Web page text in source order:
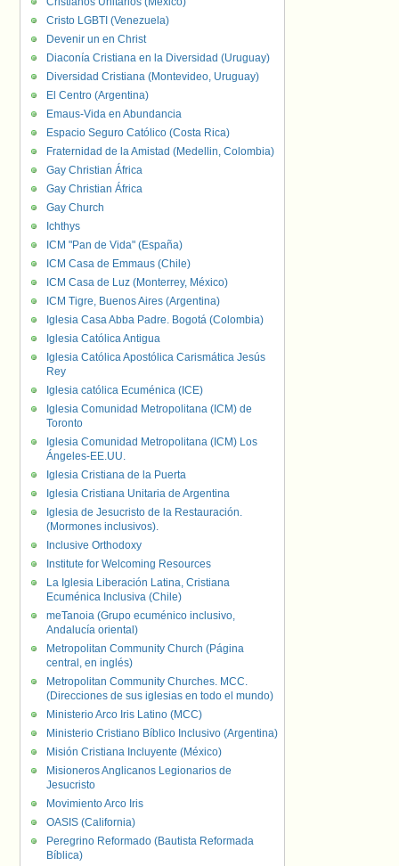
Cristo LGBTI (Venezuela)
Devenir un en Christ
Diaconía Cristiana en la Diversidad (Uruguay)
Diversidad Cristiana (Montevideo, Uruguay)
El Centro (Argentina)
Emaus-Vida en Abundancia
Espacio Seguro Católico (Costa Rica)
Fraternidad de la Amistad (Medellin, Colombia)
Gay Christian África
Gay Christian África
Gay Church
Ichthys
ICM "Pan de Vida" (España)
ICM Casa de Emmaus (Chile)
ICM Casa de Luz (Monterrey, México)
ICM Tigre, Buenos Aires (Argentina)
Iglesia Casa Abba Padre. Bogotá (Colombia)
Iglesia Católica Antigua
Iglesia Católica Apostólica Carismática Jesús
Rey
Iglesia católica Ecuménica (ICE)
Iglesia Comunidad Metropolitana (ICM) de
Toronto
Iglesia Comunidad Metropolitana (ICM) Los
Ángeles-EE.UU.
Iglesia Cristiana de la Puerta
Iglesia Cristiana Unitaria de Argentina
Iglesia de Jesucristo de la Restauración.
(Mormones inclusivos).
Inclusive Orthodoxy
Institute for Welcoming Resources
La Iglesia Liberación Latina, Cristiana
Ecuménica Inclusiva (Chile)
meTanoia (Grupo ecuménico inclusivo,
Andalucía oriental)
Metropolitan Community Church (Página
central, en inglés)
Metropolitan Community Churches. MCC.
(Direcciones de sus iglesias en todo el mundo)
Ministerio Arco Iris Latino (MCC)
Ministerio Cristiano Bíblico Inclusivo (Argentina)
Misión Cristiana Incluyente (México)
Misioneros Anglicanos Legionarios de
Jesucristo
Movimiento Arco Iris
OASIS (California)
Peregrino Reformado (Bautista Reformada
Bíblica)